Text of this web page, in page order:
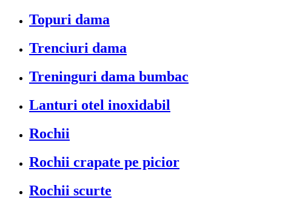
Topuri dama
Trenciuri dama
Treninguri dama bumbac
Lanturi otel inoxidabil
Rochii
Rochii crapate pe picior
Rochii scurte